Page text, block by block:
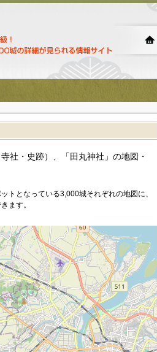
社・史跡）、「田丸神社」の地図・
トとなっている3,000城それぞれの地図に、
ます。